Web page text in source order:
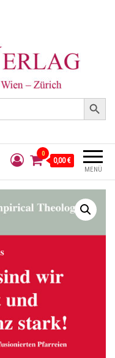
Search Button
MENÜ
0
0,00 €